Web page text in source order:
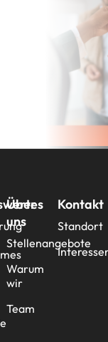
Über
uns
Stellenangebote
Warum
wir
Team
Kontakt
Standort